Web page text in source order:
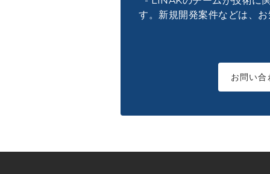
す。新規開発案件などは、お
お問い合